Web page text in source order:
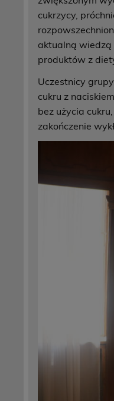
cukrzycy,
aktualną wiedzą
produktów z
Uczestnicy
cukru z
bez użycia
zakończenie